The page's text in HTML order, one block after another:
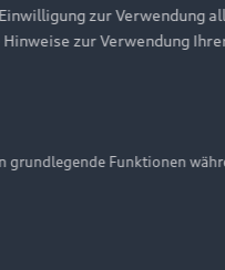
zur Verwendung
zur Verwendung
grundlegende Funktionen